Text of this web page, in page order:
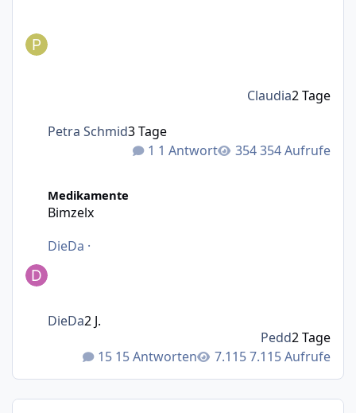
1 Antwort 354 Aufrufe
Petra Schmid3 Tage
Claudia2 Tage
Medikamente
Bimzelx
DieDa ·
15 Antworten 7.115 Aufrufe
DieDa2 J.
Pedd2 Tage